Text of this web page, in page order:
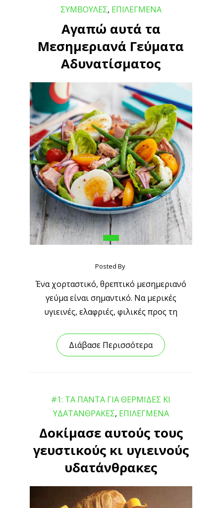
ΣΥΜΒΟΥΛΕΣ, ΕΠΙΛΕΓΜΕΝΑ
Αγαπώ αυτά τα
Μεσημεριανά Γεύματα
Αδυνατίσματος
Posted By
Ένα χορταστικό, θρεπτικό μεσημεριανό
γεύμα είναι σημαντικό. Να μερικές
υγιεινές, ελαφριές, φιλικές προς τη
Διάβασε Περισσότερα
#1: ΤΑ ΠΑΝΤΑ ΓΙΑ ΘΕΡΜΙΔΕΣ ΚΙ
ΥΔΑΤΑΝΘΡΑΚΕΣ, ΕΠΙΛΕΓΜΕΝΑ
Δοκίμασε αυτούς τους
γευστικούς κι υγιεινούς
υδατάνθρακες